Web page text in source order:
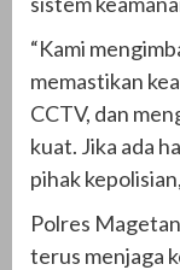
“Kami
memastikan
CCTV, dan
kuat. Jika ada
pihak
Polres
terus menjaga